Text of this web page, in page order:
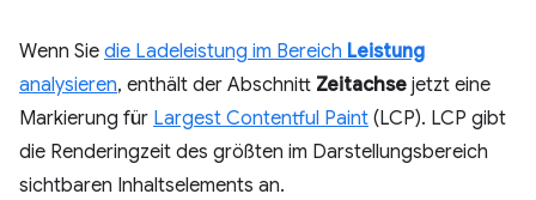
Wenn Sie die Ladeleistung im Bereich Leistung
analysieren, enthält der Abschnitt Zeitachse jetzt eine
Markierung für Largest Contentful Paint (LCP). LCP gibt
die Renderingzeit des größten im Darstellungsbereich
sichtbaren Inhaltselements an.